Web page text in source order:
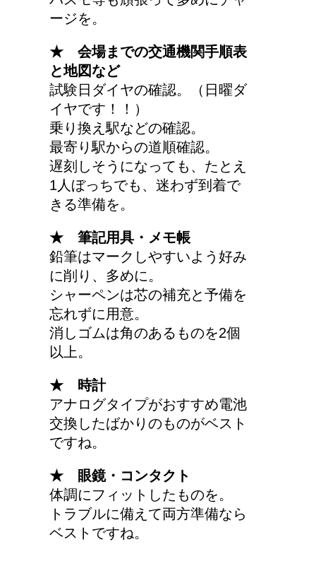
ージを。
★ 会場までの交通機関手順表
と地図など
試験日ダイヤの確認。（日曜ダ
イヤです！！）
乗り換え駅などの確認。
最寄り駅からの道順確認。
遅刻しそうになっても、たとえ
1人ぼっちでも、迷わず到着で
きる準備を。
★ 筆記用具・メモ帳
鉛筆はマークしやすいよう好み
に削り、多めに。
シャーペンは芯の補充と予備を
忘れずに用意。
消しゴムは角のあるものを2個
以上。
★ 時計
アナログタイプがおすすめ電池
交換したばかりのものがベスト
ですね。
★ 眼鏡・コンタクト
体調にフィットしたものを。
トラブルに備えて両方準備なら
ベストですね。